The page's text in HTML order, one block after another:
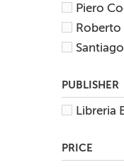
Piero
Roberto
PUBLISHER
Libreria
PRICE